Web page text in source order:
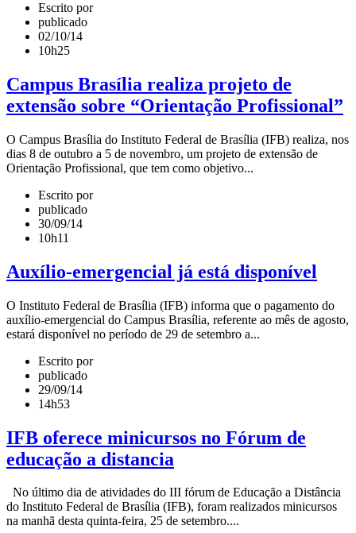
Escrito por
publicado
02/10/14
10h25
Campus Brasília realiza projeto de
extensão sobre “Orientação Profissional”
O Campus Brasília do Instituto Federal de Brasília (IFB) realiza, nos
dias 8 de outubro a 5 de novembro, um projeto de extensão de
Orientação Profissional, que tem como objetivo...
Escrito por
publicado
30/09/14
10h11
Auxílio-emergencial já está disponível
O Instituto Federal de Brasília (IFB) informa que o pagamento do
auxílio-emergencial do Campus Brasília, referente ao mês de agosto,
estará disponível no período de 29 de setembro a...
Escrito por
publicado
29/09/14
14h53
IFB oferece minicursos no Fórum de
educação a distancia
No último dia de atividades do III fórum de Educação a Distância
do Instituto Federal de Brasília (IFB), foram realizados minicursos
na manhã desta quinta-feira, 25 de setembro....